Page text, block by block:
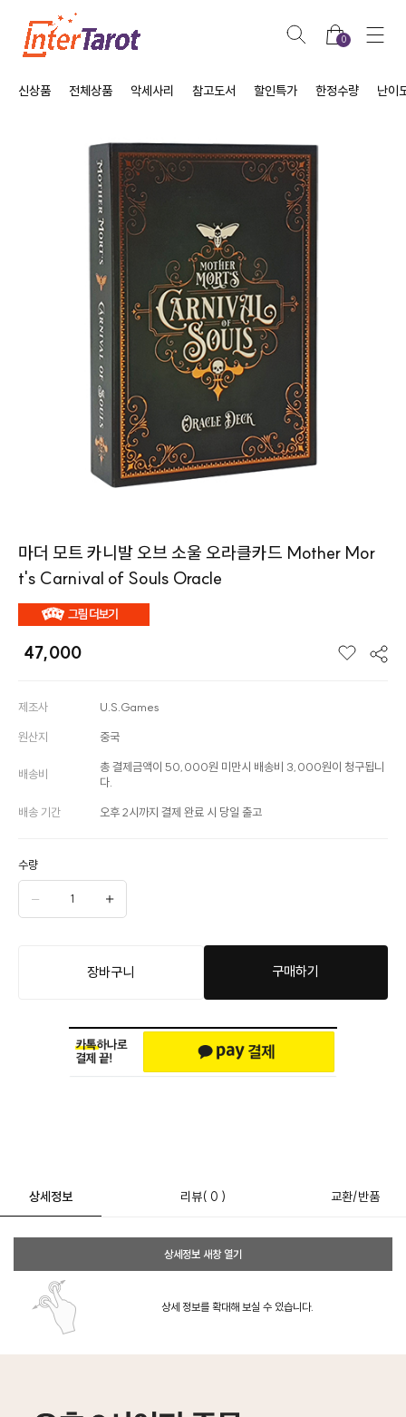
0
신상품 전체상품 악세사리 참고도서 할인특가 한정수량 난이
마더 모트 카니발 오브 소울 오라클카드 Mother Mor
t's Carnival of Souls Oracle
47,000
제조사 U.S.Games
원산지 중국
배송비
총 결제금액이 50,000원 미만시 배송비 3,000원이 청구됩니
다.
배송 기간 오후 2시까지 결제 완료 시 당일 출고
수량
장바구니 구매하기
상세정보 리뷰( 0 ) 교환/반품
상세정보 새창 열기
상세 정보를 확대해 보실 수 있습니다.